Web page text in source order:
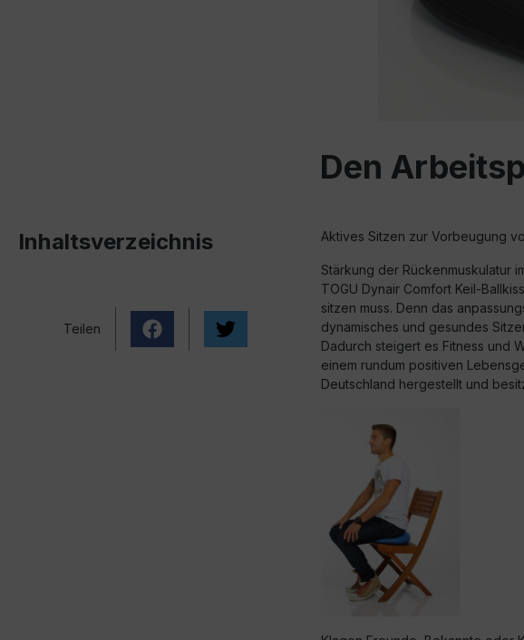
Den
Inhaltsverzeichnis
Teilen
Aktives Sitzen zur Vorbeugung
Stärkung der Rückenmuskulatur
TOGU Dynair Comfort Keil-
sitzen muss. Denn das
dynamisches und gesundes
Dadurch steigert es Fitness und
einem rundum positiven
Deutschland hergestellt und